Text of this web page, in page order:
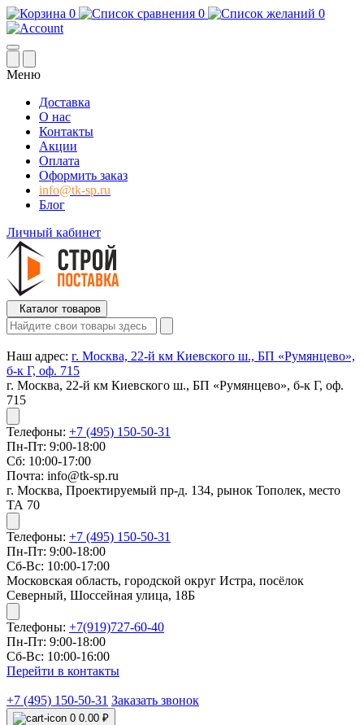
0 0 0
Меню
Доставка
О нас
Контакты
Акции
Оплата
Оформить заказ
info@tk-sp.ru
Блог
Личный кабинет
Каталог товаров
Наш адрес: г. Москва, 22-й км Киевского ш., БП «Румянцево»,
б-к Г, оф. 715
г. Москва, 22-й км Киевского ш., БП «Румянцево», б-к Г, оф.
715
Телефоны: +7 (495) 150-50-31
Пн-Пт: 9:00-18:00
Сб: 10:00-17:00
Почта: info@tk-sp.ru
г. Москва, Проектируемый пр-д. 134, рынок Тополек, место
ТА 70
Телефоны: +7 (495) 150-50-31
Пн-Пт: 9:00-18:00
Сб-Вс: 10:00-17:00
Московская область, городской округ Истра, посёлок
Северный, Шоссейная улица, 18Б
Телефоны: +7(919)727-60-40
Пн-Пт: 9:00-18:00
Сб-Вс: 10:00-16:00
Перейти в контакты
+7 (495) 150-50-31 Заказать звонок
0 0.00 ₽